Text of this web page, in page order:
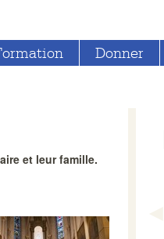
Donner
et leur famille.